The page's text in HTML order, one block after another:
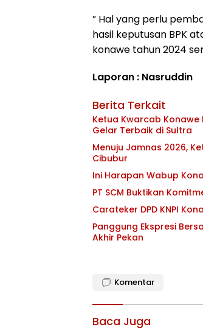
” Hal yang perlu
hasil keputusan BPK
konawe tahun 2024
Laporan : Nasruddin
Berita Terkait
Ketua Kwarcab
Gelar Terbaik di Sultra
Menuju Jamnas 2026,
Cibubur
Ini Harapan Wabup
PT SCM Buktikan
Carateker DPD KNPI
Panggung Ekspresi
Akhir Pekan
Komentar
Baca Juga